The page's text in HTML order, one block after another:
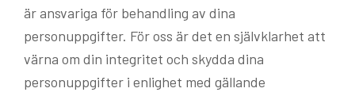
är ansvariga för behandling av dina
personuppgifter. För oss är det en självklarhet att
värna om din integritet och skydda dina
personuppgifter i enlighet med gällande